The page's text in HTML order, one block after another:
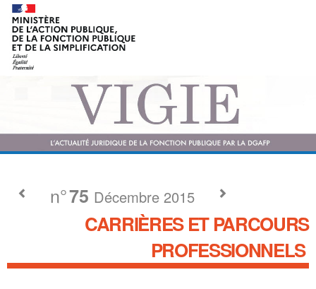
n°75 Décembre 2015
CARRIÈRES ET PARCOURS
PROFESSIONNELS